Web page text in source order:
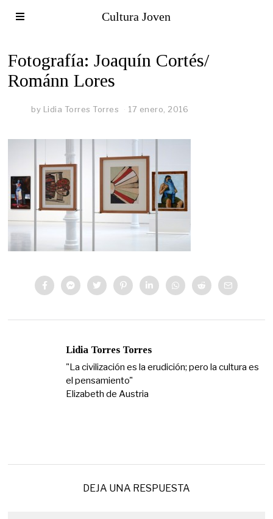
Cultura Joven
Fotografía: Joaquín Cortés/
Románn Lores
by Lidia Torres Torres 17 enero, 2016
Lidia Torres Torres
"La civilización es la erudición; pero la cultura es
el pensamiento"
Elizabeth de Austria
DEJA UNA RESPUESTA